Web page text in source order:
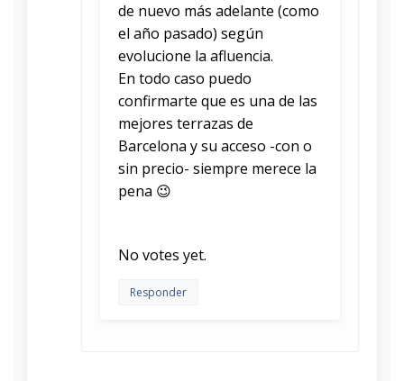
de nuevo más adelante (como
el año pasado) según
evolucione la afluencia.
En todo caso puedo
confirmarte que es una de las
mejores terrazas de
Barcelona y su acceso -con o
sin precio- siempre merece la
pena 😉
No votes yet.
Responder